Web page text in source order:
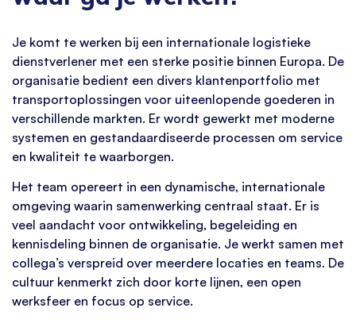
Je komt te werken bij een internationale logistieke
dienstverlener met een sterke positie binnen Europa. De
organisatie bedient een divers klantenportfolio met
transportoplossingen voor uiteenlopende goederen in
verschillende markten. Er wordt gewerkt met moderne
systemen en gestandaardiseerde processen om service
en kwaliteit te waarborgen.
Het team opereert in een dynamische, internationale
omgeving waarin samenwerking centraal staat. Er is
veel aandacht voor ontwikkeling, begeleiding en
kennisdeling binnen de organisatie. Je werkt samen met
collega’s verspreid over meerdere locaties en teams. De
cultuur kenmerkt zich door korte lijnen, een open
werksfeer en focus op service.